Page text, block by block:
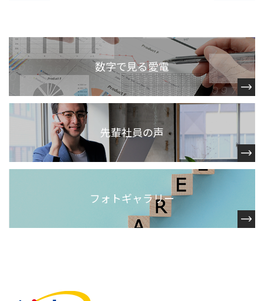
数字で見る愛電
先輩社員の声
フォトギャラリー